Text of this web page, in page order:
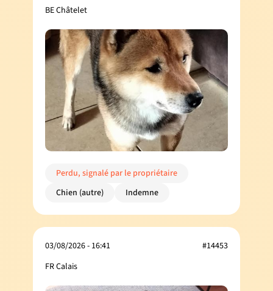
BE Châtelet
Perdu, signalé par le propriétaire
Chien (autre)
Indemne
03/08/2026 - 16:41
FR Calais
#14453